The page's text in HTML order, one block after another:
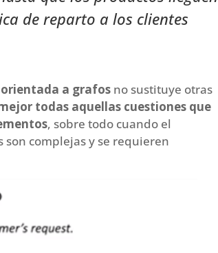
de reparto a los clientes
a grafos no sustituye otras
todas aquellas cuestiones que
, sobre todo cuando el
complejas y se requieren